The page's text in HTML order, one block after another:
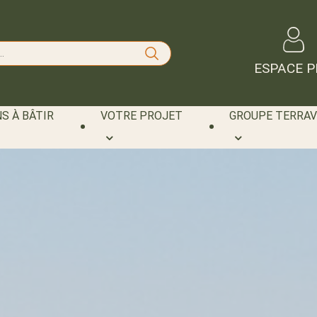
ESPACE
À BÂTIR VOTRE PROJET GROUPE